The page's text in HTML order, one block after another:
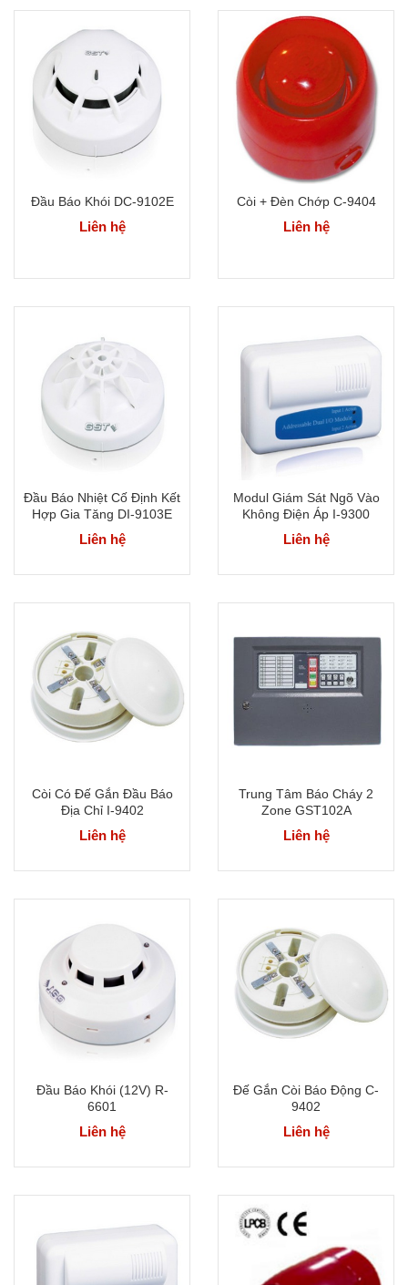
Đầu Báo Khói DC-9102E
Liên hệ
Còi + Đèn Chớp C-9404
Liên hệ
Đầu Báo Nhiệt Cố Định Kết
Hợp Gia Tăng DI-9103E
Liên hệ
Modul Giám Sát Ngõ Vào
Không Điện Áp I-9300
Liên hệ
Còi Có Đế Gắn Đầu Báo
Địa Chỉ I-9402
Liên hệ
Trung Tâm Báo Cháy 2
Zone GST102A
Liên hệ
Đầu Báo Khói (12V) R-
6601
Liên hệ
Đế Gắn Còi Báo Động C-
9402
Liên hệ